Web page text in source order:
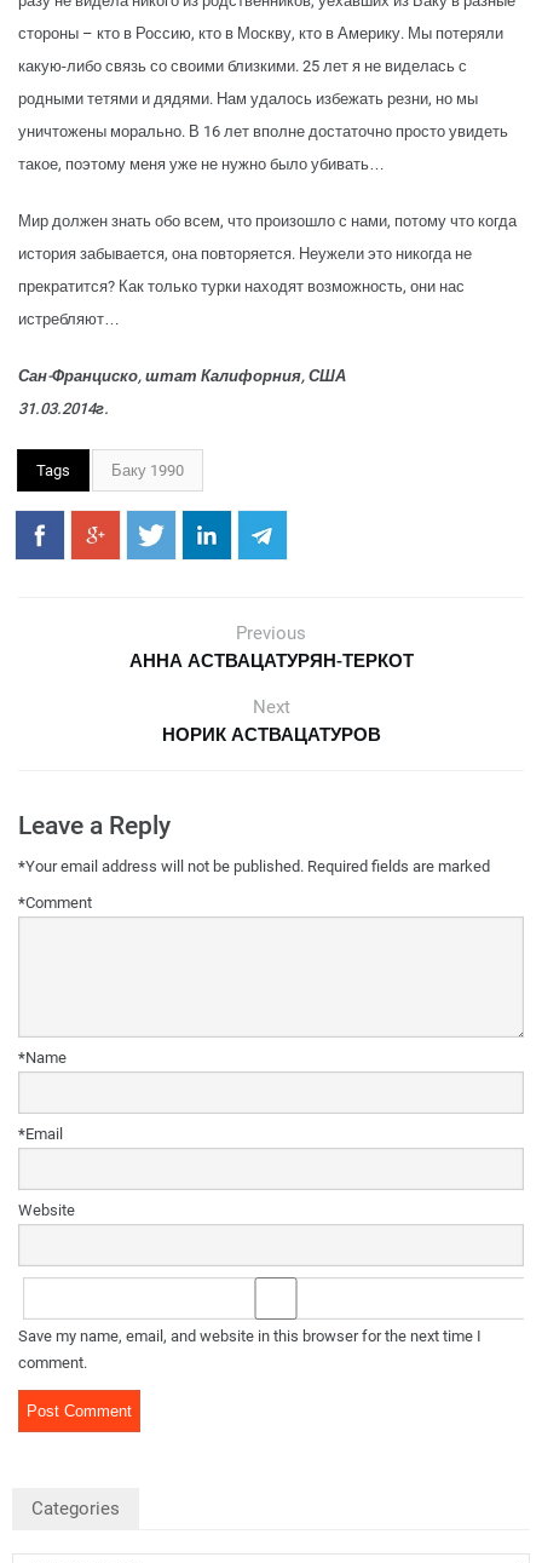
стороны – кто в Россию, кто в Москву, кто в Америку. Мы потеряли
какую-либо связь со своими близкими. 25 лет я не виделась с
родными тетями и дядями. Нам удалось избежать резни, но мы
уничтожены морально. В 16 лет вполне достаточно просто увидеть
такое, поэтому меня уже не нужно было убивать…
Мир должен знать обо всем, что произошло с нами, потому что когда
история забывается, она повторяется. Неужели это никогда не
прекратится? Как только турки находят возможность, они нас
истребляют…
Сан-Франциско, штат Калифорния, США
31.03.2014г.
Tags Баку 1990
Previous
АННА АСТВАЦАТУРЯН-ТЕРКОТ
Next
НОРИК АСТВАЦАТУРОВ
Leave a Reply
Your email address will not be published. Required fields are marked
*
Comment
*
Name
*
Email
*
Website
Save my name, email, and website in this browser for the next time I
comment.
Categories